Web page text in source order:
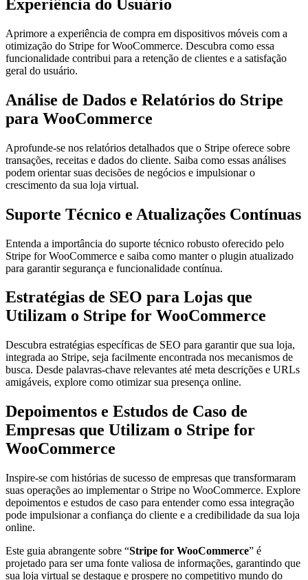
Experiência do Usuário
Aprimore a experiência de compra em dispositivos móveis com a
otimização do Stripe for WooCommerce. Descubra como essa
funcionalidade contribui para a retenção de clientes e a satisfação
geral do usuário.
Análise de Dados e Relatórios do Stripe
para WooCommerce
Aprofunde-se nos relatórios detalhados que o Stripe oferece sobre
transações, receitas e dados do cliente. Saiba como essas análises
podem orientar suas decisões de negócios e impulsionar o
crescimento da sua loja virtual.
Suporte Técnico e Atualizações Contínuas
Entenda a importância do suporte técnico robusto oferecido pelo
Stripe for WooCommerce e saiba como manter o plugin atualizado
para garantir segurança e funcionalidade contínua.
Estratégias de SEO para Lojas que
Utilizam o Stripe for WooCommerce
Descubra estratégias específicas de SEO para garantir que sua loja,
integrada ao Stripe, seja facilmente encontrada nos mecanismos de
busca. Desde palavras-chave relevantes até meta descrições e URLs
amigáveis, explore como otimizar sua presença online.
Depoimentos e Estudos de Caso de
Empresas que Utilizam o Stripe for
WooCommerce
Inspire-se com histórias de sucesso de empresas que transformaram
suas operações ao implementar o Stripe no WooCommerce. Explore
depoimentos e estudos de caso para entender como essa integração
pode impulsionar a confiança do cliente e a credibilidade da sua loja
online.
Este guia abrangente sobre “Stripe for WooCommerce” é
projetado para ser uma fonte valiosa de informações, garantindo que
sua loja virtual se destaque e prospere no competitivo mundo do